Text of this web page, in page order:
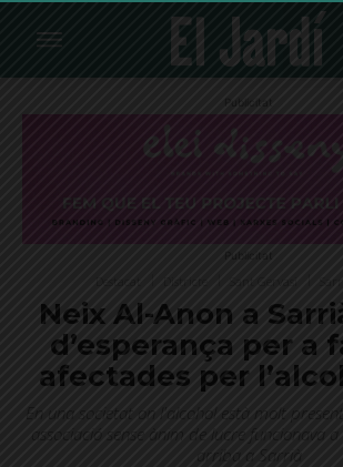
Publicitat
Publicitat
Neix Al-Anon a
d’esperança per a
afectades per
En una societat on l'alcohol està molt
associació sense ànim de lucre funcionava
arriba a Sarrià